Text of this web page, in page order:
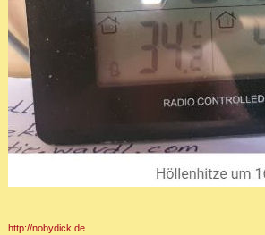
--
http://nobydick.de